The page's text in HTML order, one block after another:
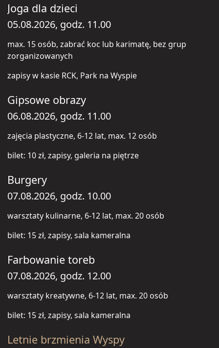
Joga dla dzieci
05.08.2026, godz. 11.00
max. 15 osób, zabrać koc lub karimatę, bez grup
zorganizowanych
zapisy w kasie RCK, Park na Wyspie
Gipsowe obrazy
06.08.2026, godz. 11.00
zajęcia plastyczne, 6-12 lat, max. 12 osób
bilet: 10 zł, zapisy, galeria na piętrze
Burgery
07.08.2026, godz. 10.00
warsztaty kulinarne, 6-12 lat, max. 20 osób
bilet: 15 zł, zapisy, sala kameralna
Farbowanie toreb
07.08.2026, godz. 12.00
warsztaty kreatywne, 6-12 lat, max. 20 osób
bilet: 15 zł, zapisy, sala kameralna
Letnie brzmienia Wyspy